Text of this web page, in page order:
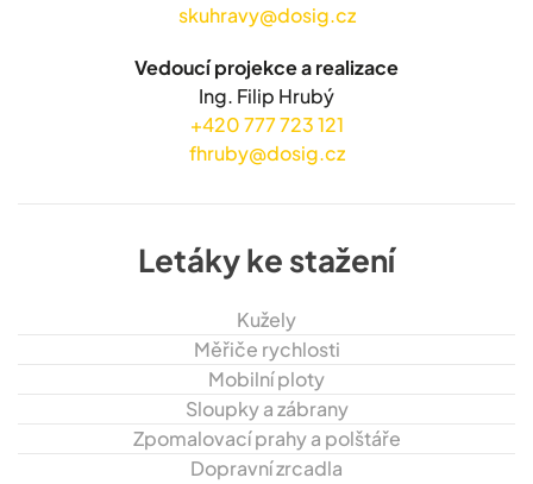
skuhravy@dosig.cz
Vedoucí projekce a realizace
Ing. Filip Hrubý
+420 777 723 121
fhruby@dosig.cz
Letáky ke stažení
Kužely
Měřiče rychlosti
Mobilní ploty
Sloupky a zábrany
Zpomalovací prahy a polštáře
Dopravní zrcadla